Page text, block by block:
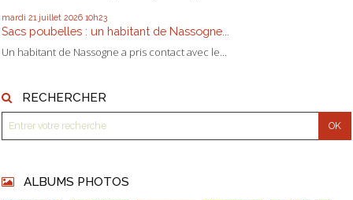
mardi 21 juillet 2026 10h23
Sacs poubelles : un habitant de Nassogne...
Un habitant de Nassogne a pris contact avec le...
RECHERCHER
ALBUMS PHOTOS